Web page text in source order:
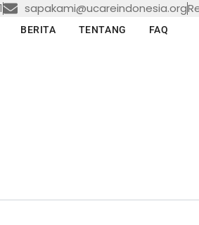
sapakami@ucareindonesia.org
ZISWAF
BERITA TENTANG FAQ